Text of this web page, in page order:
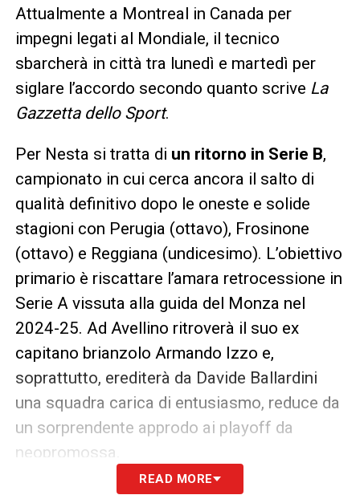
Attualmente a Montreal in Canada per
impegni legati al Mondiale, il tecnico
sbarcherà in città tra lunedì e martedì per
siglare l’accordo secondo quanto scrive La
Gazzetta dello Sport.
Per Nesta si tratta di un ritorno in Serie B,
campionato in cui cerca ancora il salto di
qualità definitivo dopo le oneste e solide
stagioni con Perugia (ottavo), Frosinone
(ottavo) e Reggiana (undicesimo). L’obiettivo
primario è riscattare l’amara retrocessione in
Serie A vissuta alla guida del Monza nel
2024-25. Ad Avellino ritroverà il suo ex
capitano brianzolo Armando Izzo e,
soprattutto, erediterà da Davide Ballardini
una squadra carica di entusiasmo, reduce da
un sorprendente approdo ai playoff da
neopromossa.
READ MORE